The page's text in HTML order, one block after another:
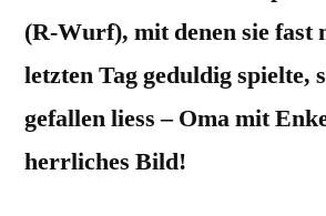
(R-Wurf), mit denen sie fast
letzten Tag geduldig spielte,
gefallen liess – Oma mit
herrliches Bild!